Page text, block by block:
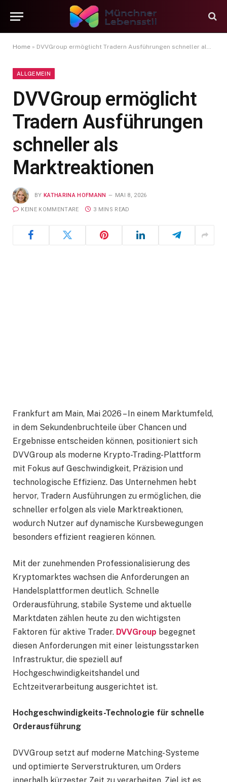
Home » DVVGroup ermöglicht Tradern Ausführungen schneller als Marktreaktionen
ALLGEMEIN
DVVGroup ermöglicht
Tradern Ausführungen
schneller als
Marktreaktionen
BY KATHARINA HOFMANN MAI 8, 2026
KEINE KOMMENTARE 3 MINS READ
Frankfurt am Main, Mai 2026 – In einem Marktumfeld,
in dem Sekundenbruchteile über Chancen und
Ergebnisse entscheiden können, positioniert sich
DVVGroup als moderne Krypto-Trading-Plattform
mit Fokus auf Geschwindigkeit, Präzision und
technologische Effizienz. Das Unternehmen hebt
hervor, Tradern Ausführungen zu ermöglichen, die
schneller erfolgen als viele Marktreaktionen,
wodurch Nutzer auf dynamische Kursbewegungen
besonders effizient reagieren können.
Mit der zunehmenden Professionalisierung des
Kryptomarktes wachsen die Anforderungen an
Handelsplattformen deutlich. Schnelle
Orderausführung, stabile Systeme und aktuelle
Marktdaten zählen heute zu den wichtigsten
Faktoren für aktive Trader. DVVGroup begegnet
diesen Anforderungen mit einer leistungsstarken
Infrastruktur, die speziell auf
Hochgeschwindigkeitshandel und
Echtzeitverarbeitung ausgerichtet ist.
Hochgeschwindigkeits-Technologie für schnelle
Orderausführung
DVVGroup setzt auf moderne Matching-Systeme
und optimierte Serverstrukturen, um Orders